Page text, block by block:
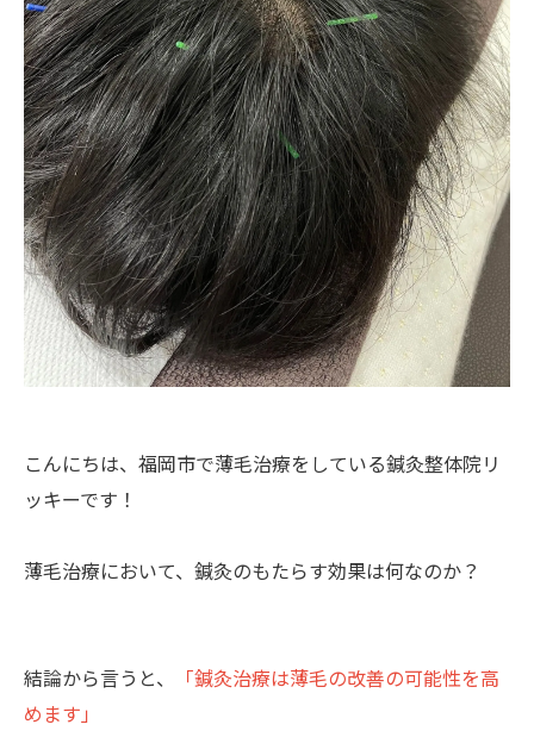
こんにちは、福岡市で薄毛治療をしている鍼灸整体院リ
ッキーです！
薄毛治療において、鍼灸のもたらす効果は何なのか？
結論から言うと、
「鍼灸治療は薄毛の改善の可能性を高
めます」